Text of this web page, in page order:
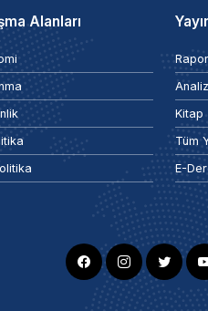
Alanları
Rapor
Kitap
Tüm
E-